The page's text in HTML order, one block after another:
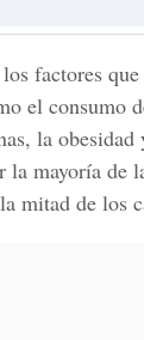
factores
el consumo
la
mayoría de
mitad de los